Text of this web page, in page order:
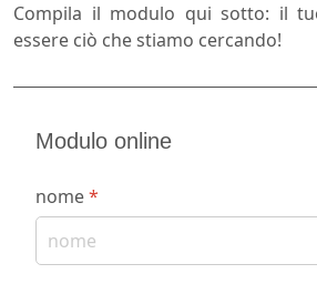
Compila il modulo qui sotto: il
essere ciò che stiamo cercando!
Modulo online
nome*